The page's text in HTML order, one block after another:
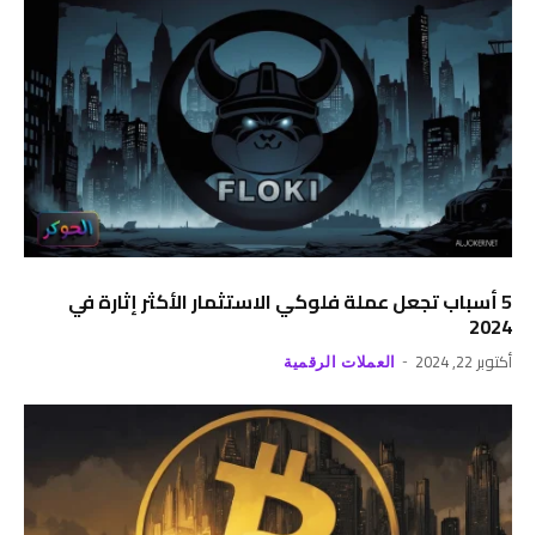
5 أسباب تجعل عملة فلوكي الاستثمار الأكثر إثارة في
2024
أكتوبر 22, 2024 العملات الرقمية